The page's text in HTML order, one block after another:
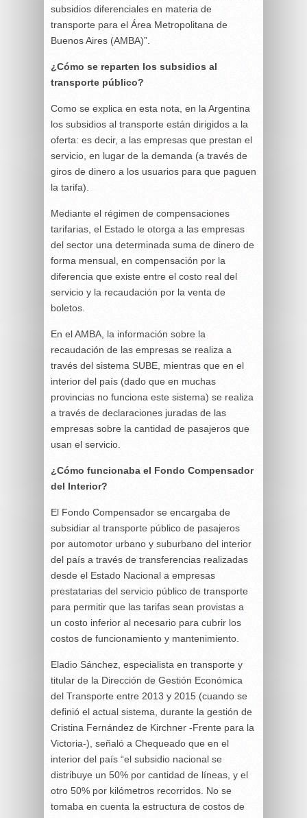
subsidios diferenciales en materia de
transporte para el Área Metropolitana de
Buenos Aires (AMBA)”.
¿Cómo se reparten los subsidios al
transporte público?
Como se explica en esta nota, en la Argentina
los subsidios al transporte están dirigidos a la
oferta: es decir, a las empresas que prestan el
servicio, en lugar de la demanda (a través de
giros de dinero a los usuarios para que paguen
la tarifa).
Mediante el régimen de compensaciones
tarifarias, el Estado le otorga a las empresas
del sector una determinada suma de dinero de
forma mensual, en compensación por la
diferencia que existe entre el costo real del
servicio y la recaudación por la venta de
boletos.
En el AMBA, la información sobre la
recaudación de las empresas se realiza a
través del sistema SUBE, mientras que en el
interior del país (dado que en muchas
provincias no funciona este sistema) se realiza
a través de declaraciones juradas de las
empresas sobre la cantidad de pasajeros que
usan el servicio.
¿Cómo funcionaba el Fondo Compensador
del Interior?
El Fondo Compensador se encargaba de
subsidiar al transporte público de pasajeros
por automotor urbano y suburbano del interior
del país a través de transferencias realizadas
desde el Estado Nacional a empresas
prestatarias del servicio público de transporte
para permitir que las tarifas sean provistas a
un costo inferior al necesario para cubrir los
costos de funcionamiento y mantenimiento.
Eladio Sánchez, especialista en transporte y
titular de la Dirección de Gestión Económica
del Transporte entre 2013 y 2015 (cuando se
definió el actual sistema, durante la gestión de
Cristina Fernández de Kirchner -Frente para la
Victoria-), señaló a Chequeado que en el
interior del país “el subsidio nacional se
distribuye un 50% por cantidad de líneas, y el
otro 50% por kilómetros recorridos. No se
tomaba en cuenta la estructura de costos de